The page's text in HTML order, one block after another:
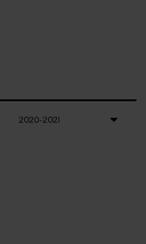
2020-2021